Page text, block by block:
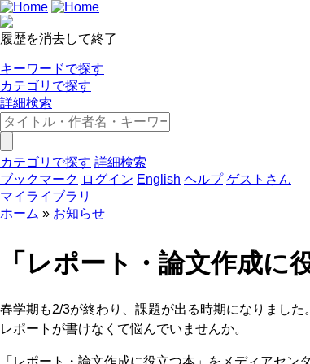
履歴を消去して終了
キーワードで探す
カテゴリで探す
詳細検索
カテゴリで探す 詳細検索
ブックマーク ログイン English ヘルプ ゲストさん
マイライブラリ
ホーム
お知らせ
「レポート・論文作成に
春学期も2/3が終わり、課題が出る時期になりました。
レポートが書けなくて悩んでいませんか。
「レポート・論文作成に役立つ本」をメディアセン